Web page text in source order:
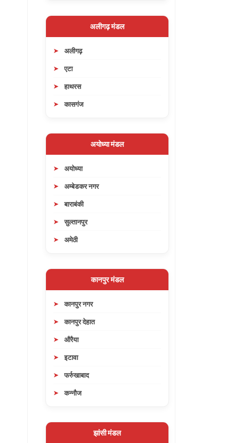
अलीगढ़ मंडल
अलीगढ़
एटा
हाथरस
कासगंज
अयोध्या मंडल
अयोध्या
अम्बेडकर नगर
बाराबंकी
सुल्तानपुर
अमेठी
कानपुर मंडल
कानपुर नगर
कानपुर देहात
औरैया
इटावा
फर्रुखाबाद
कन्नौज
झांसी मंडल